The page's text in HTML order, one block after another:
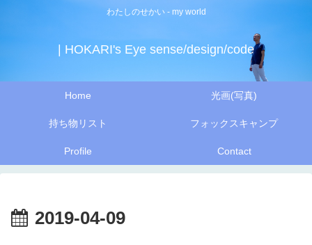
わたしのせかい - my world
| HOKARI's Eye sense/design/code
Home 光画(写真)
持ち物リスト フォックスキャンプ
Profile Contact
2019-04-09